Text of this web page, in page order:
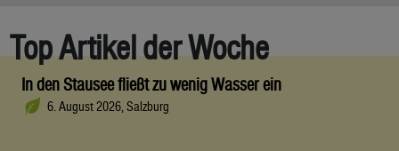
Top Artikel der Woche
In den Stausee fließt zu wenig Wasser ein
6. August 2026, Salzburg